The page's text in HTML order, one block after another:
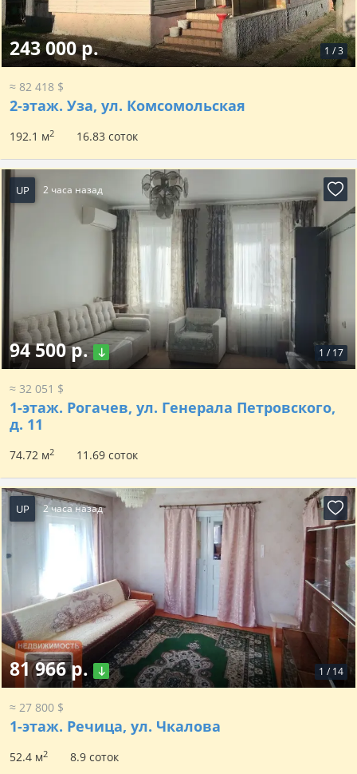
1 /3
243 000 р.
≈ 82 418 $
2-этаж. Уза, ул. Комсомольская
192.1 м2 16.83 соток
UP 2 часа назад
1 / 17
94 500 р.
≈ 32 051 $
1-этаж. Рогачев, ул. Генерала Петровского,
д. 11
74.72 м2 11.69 соток
UP 2 часа назад
1 / 14
81 966 р.
≈ 27 800 $
1-этаж. Речица, ул. Чкалова
52.4 м2 8.9 соток